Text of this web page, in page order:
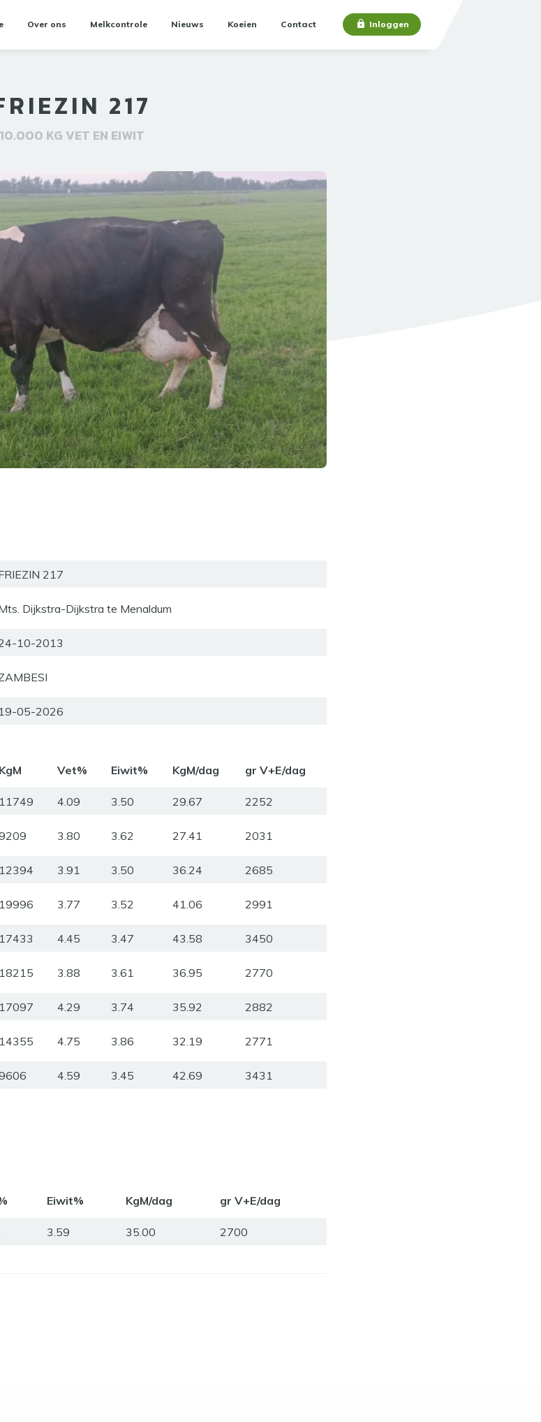
Over ons Melkcontrole Nieuws Koeien Contact Inloggen
217
10.000 KG VET EN EIWIT
217
Dijkstra-Dijkstra te Menaldum
10-2013
19-05-2026
KgM Vet% Eiwit% KgM/dag gr V+E/dag
11749 4.09 3.50 29.67 2252
3.80 3.62 27.41 2031
12394 3.91 3.50 36.24 2685
19996 3.77 3.52 41.06 2991
17433 4.45 3.47 43.58 3450
18215 3.88 3.61 36.95 2770
17097 4.29 3.74 35.92 2882
14355 4.75 3.86 32.19 2771
4.59 3.45 42.69 3431
Eiwit% KgM/dag gr V+E/dag
3.59 35.00 2700